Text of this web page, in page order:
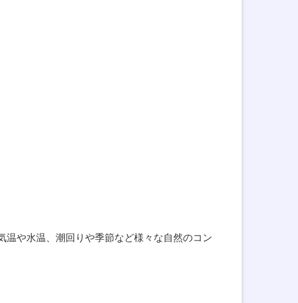
や水温、潮回りや季節など様々な自然のコン